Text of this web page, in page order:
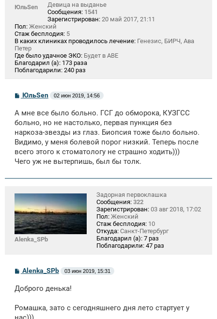
ЮльSen
Девица на выданье
Сообщения: 1541
Зарегистрирован: 20 май 2017, 21:11
Пол: Женский
Стаж бесплодия: 5
В каких клиниках проводилось лечение: Генезис, БИРЧ, Ава
Петер
Где было удачное ЭКО: Будет в АВЕ
Благодарил (а): 173 раза
Поблагодарили: 240 раз
С
о
б
щ
н
и
ЮльSen 02 июн 2019, 14:56
А мне все было больно. ГСГ до обморока, КУЗГСС
больно, но не настолько, первая пункция без
наркоза-звезды из глаз. Биопсия тоже было больно.
Видимо, у меня болевой порог низкий. Теперь после
всего этого к стоматологу не страшно ходить)))
Чего уж не вытерпишь, был бы толк.
Alenka_SPb
Задорная первоклашка
Сообщения: 322
Зарегистрирован: 03 авг 2018, 17:02
Пол: Женский
Стаж бесплодия: 10
Откуда: Санкт-Петербург
Благодарил (а): 7 раз
Поблагодарили: 47 раз
С
о
б
н
и
Alenka_SPb 03 июн 2019, 15:31
Доброго денька!
Ромашка, зато с сегодняшнего дня лето стартует у